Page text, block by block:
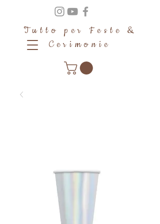
Tutto per Feste &
Cerimonie